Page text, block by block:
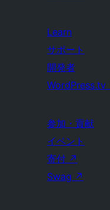
Learn
サポート
開発者
WordPress.tv
参加・貢献
イベント
寄付 ↗
Swag ↗